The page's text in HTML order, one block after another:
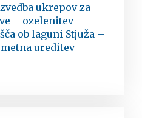
ukrepov za
– ozelenitev
ob laguni Stjuža –
ureditev